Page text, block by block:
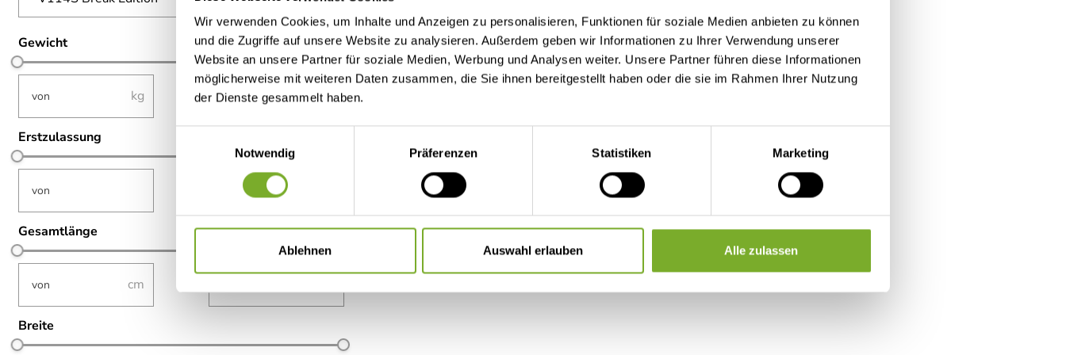
Wir verwenden Cookies, um Inhalte und Anzeigen zu personalisieren, Funktionen für soziale Medien anbieten zu können
und die Zugriffe auf unsere Website zu analysieren. Außerdem geben wir Informationen zu Ihrer Verwendung unserer
Website an unsere Partner für soziale Medien, Werbung und Analysen weiter. Unsere Partner führen diese Informationen
möglicherweise mit weiteren Daten zusammen, die Sie ihnen bereitgestellt haben oder die sie im Rahmen Ihrer Nutzung
der Dienste gesammelt haben.
Notwendig
Präferenzen Statistiken Marketing
Ablehnen Auswahl erlauben Alle zulassen
Gewicht
not-visible
Erstzulassung
not-visible
Gesamtlänge
not-visible
Breite